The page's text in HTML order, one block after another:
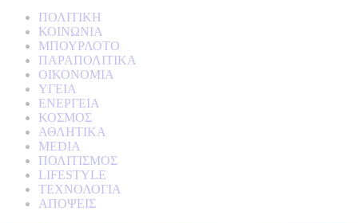
ΠΟΛΙΤΙΚΗ
ΚΟΙΝΩΝΙΑ
ΜΠΟΥΡΛΟΤΟ
ΠΑΡΑΠΟΛΙΤΙΚΑ
ΟΙΚΟΝΟΜΙΑ
ΥΓΕΙΑ
ΕΝΕΡΓΕΙΑ
ΚΟΣΜΟΣ
ΑΘΛΗΤΙΚΑ
MEDIA
ΠΟΛΙΤΙΣΜΟΣ
LIFESTYLE
ΤΕΧΝΟΛΟΓΙΑ
ΑΠΟΨΕΙΣ